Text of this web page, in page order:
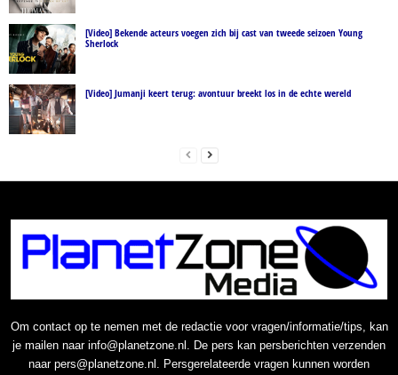
[Video] Bekende acteurs voegen zich bij cast van tweede seizoen Young
Sherlock
[Video] Jumanji keert terug: avontuur breekt los in de echte wereld
Om contact op te nemen met de redactie voor vragen/informatie/tips, kan
je mailen naar info@planetzone.nl. De pers kan persberichten verzenden
naar pers@planetzone.nl. Persgerelateerde vragen kunnen worden